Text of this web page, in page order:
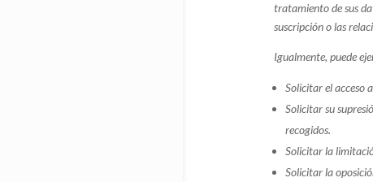
tratamiento de sus
suscripción o las
Igualmente, puede
Solicitar el acceso
Solicitar su
recogidos.
Solicitar la
Solicitar la